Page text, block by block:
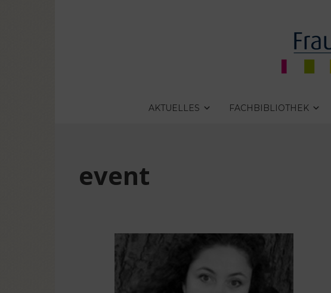
AKTUELLES FACHBIBLIOTHEK
event